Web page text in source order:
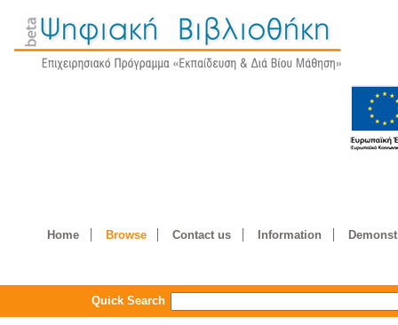
Home Browse Contact us Information
Quick Search